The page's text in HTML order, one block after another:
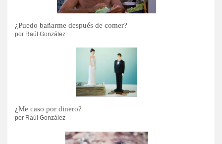
¿Puedo bañarme después de comer?
por Raúl González
¿Me caso por dinero?
por Raúl González